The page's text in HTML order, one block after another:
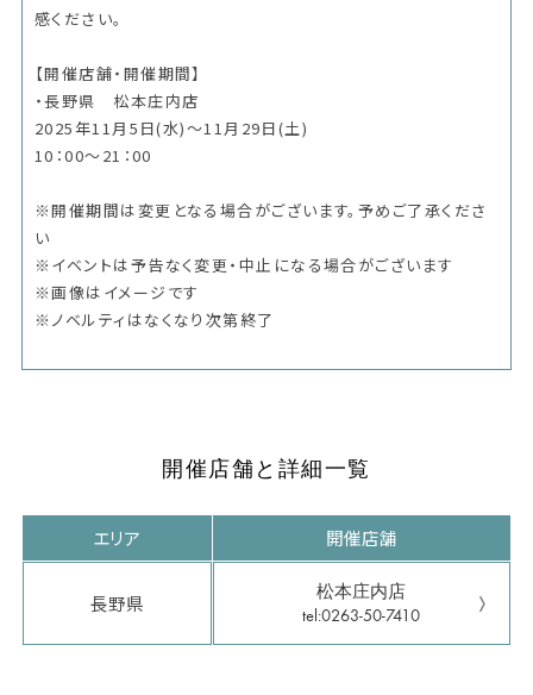
感ください。
【開催店舗・開催期間】
・長野県 松本庄内店
2025年11月5日(水)～11月29日(土)
10：00～21：00
※開催期間は変更となる場合がございます。予めご了承くださ
い
※イベントは予告なく変更・中止になる場合がございます
※画像はイメージです
※ノベルティはなくなり次第終了
開催店舗と詳細一覧
エリア 開催店舗
長野県
松本庄内店
tel:0263-50-7410